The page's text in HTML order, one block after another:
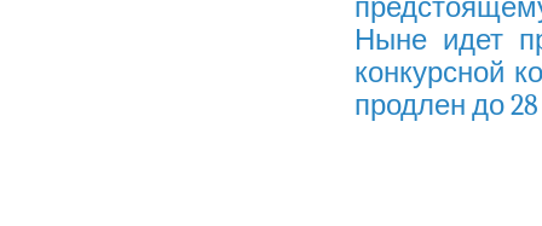
Ныне идет
конкурсной
продлен до